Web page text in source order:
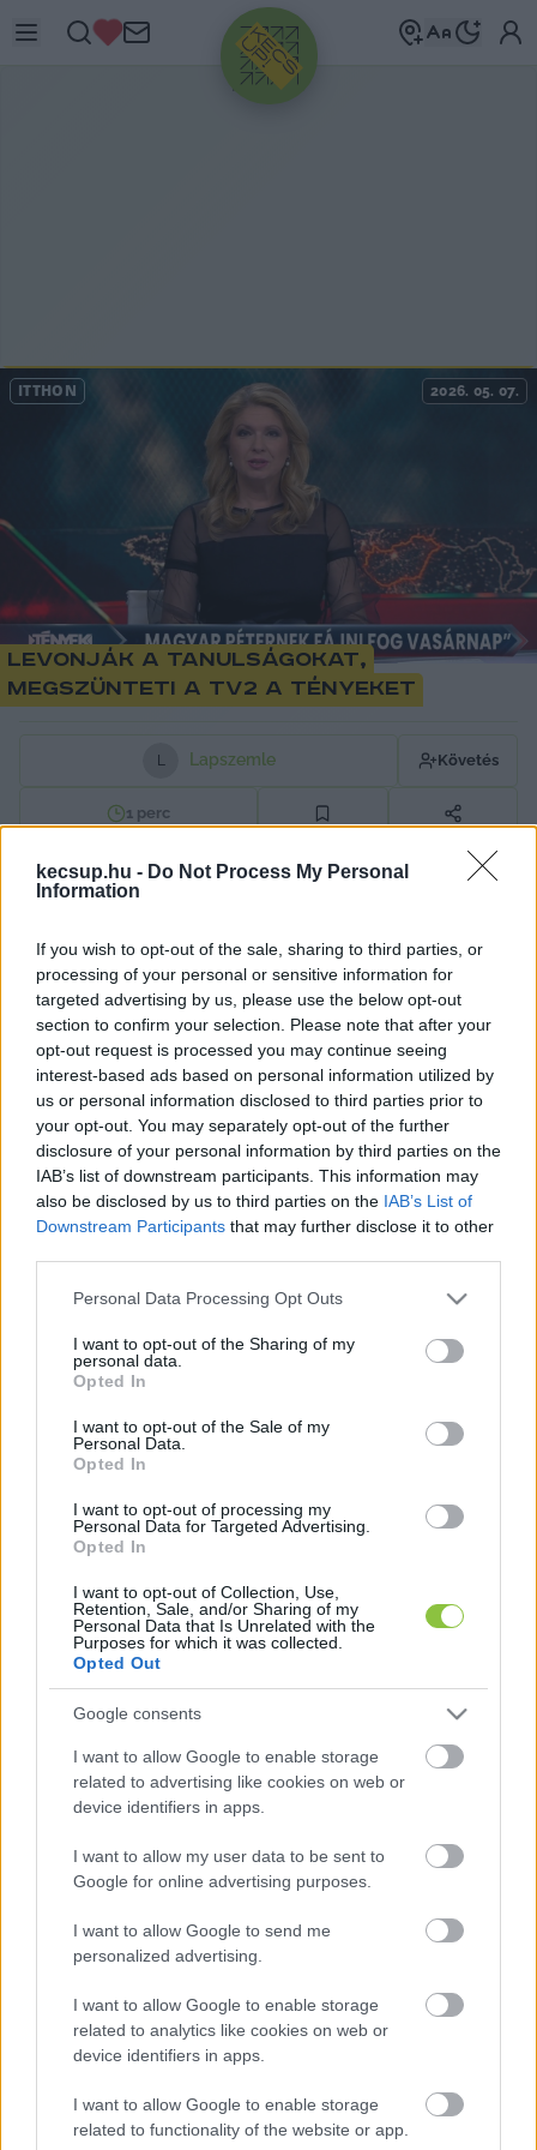
kecsup.hu - Do Not Process My Personal
Information
If you wish to opt-out of the sale, sharing to third parties, or
processing of your personal or sensitive information for
targeted advertising by us, please use the below opt-out
section to confirm your selection. Please note that after your
opt-out request is processed you may continue seeing
interest-based ads based on personal information utilized by
us or personal information disclosed to third parties prior to
your opt-out. You may separately opt-out of the further
disclosure of your personal information by third parties on the
IAB’s list of downstream participants. This information may
also be disclosed by us to third parties on the IAB’s List of
Downstream Participants that may further disclose it to other
Please note that this website/app uses one or more Google
not limited to your visit or usage behaviour. You may click to
grant or deny consent to Google and its third-party tags to
use your data for below specified purposes in below Google
consent section.
Personal Data Processing Opt Outs
I want to opt-out of the Sharing of my
personal data.
Opted In
I want to opt-out of the Sale of my
Personal Data.
Opted In
I want to opt-out of processing my
Personal Data for Targeted Advertising.
Opted In
I want to opt-out of Collection, Use,
Retention, Sale, and/or Sharing of my
Personal Data that Is Unrelated with the
Purposes for which it was collected.
Opted Out
Google consents
I want to allow Google to enable storage
related to advertising like cookies on web or
device identifiers in apps.
I want to allow my user data to be sent to
Google for online advertising purposes.
I want to allow Google to send me
personalized advertising.
I want to allow Google to enable storage
related to analytics like cookies on web or
device identifiers in apps.
I want to allow Google to enable storage
related to functionality of the website or app.
HIRDETÉS
ITTHON 2026. 05. 07.
Levonják a tanulságokat,
megszünteti a TV2 a Tényeket
L Lapszemle Követés
1 perc
A 444-nek megerősítette Vaszily Miklós, a TV2
Azt nem árulta el, hogy pontosan mikor lesz az
utolsó adás, de a döntés megszületett.
Lapszemle.
444 cikke szerint Vaszily a hét elején rendezett
Media Hungary-n már beszélt arról, hogy
teljesen átszervezik a csatorna struktúráját és
működését, és konszolidációra is szükség lesz.
Az utóbbi sem meglepő, mivel a tavaly 2
milliárdos profitot termelő társaság csak az
évente több mint 4,6 milliárd forint állami
hirdetéssel maradt felszínen – annak pedig
hamarosan búcsút inthetnek. Emiatt
szerint akár az állomány 15-20 százalékát is
érintheti – értesült a 444.
A TV2 elnök-vezérigazgatója a 444
megkeresésére azt válaszolta, hogy
„jelenleg is
zajlik az infotainment műsorok megújítása, amelyre
elsősorban a Tények brand eróziója miatt van
. Vaszily Miklósnak az a célja, hogy
újonnan induló brandekkel, a tanulságok levonását
követően, a TV2 az elvárt szakmai sztenderdeknek
Magyar Péter egy banános fotóval búcsúzott a
média valaha volt leghitványabb műsorának” és